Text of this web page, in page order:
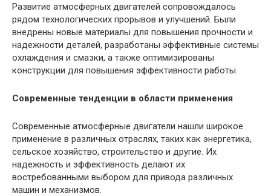
Развитие атмосферных двигателей сопровождалось
рядом технологических прорывов и улучшений. Были
внедрены новые материалы для повышения прочности и
надежности деталей, разработаны эффективные системы
охлаждения и смазки, а также оптимизированы
конструкции для повышения эффективности работы.
Современные тенденции в области применения
Современные атмосферные двигатели нашли широкое
применение в различных отраслях, таких как энергетика,
сельское хозяйство, строительство и другие. Их
надежность и эффективность делают их
востребованными выбором для привода различных
машин и механизмов.